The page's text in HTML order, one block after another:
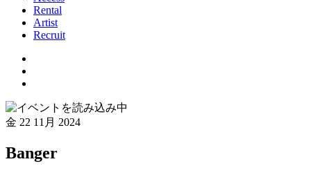
Rental
Artist
Recruit
金 22 11月 2024
Banger